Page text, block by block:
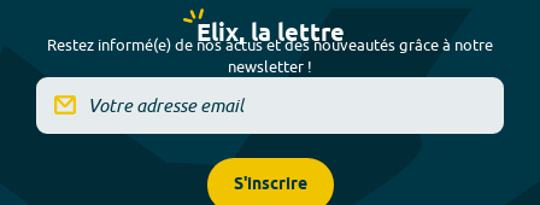
Elix, la lettre
Restez informé(e) de nos actus et des nouveautés grâce à notre
newsletter !
S'inscrire